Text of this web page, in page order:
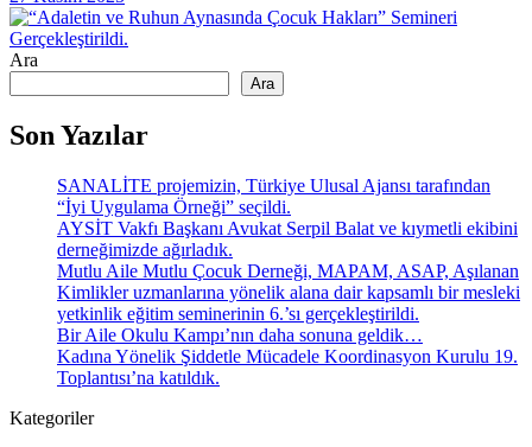
Ara
Ara
Son Yazılar
SANALİTE projemizin, Türkiye Ulusal Ajansı tarafından
“İyi Uygulama Örneği” seçildi.
AYSİT Vakfı Başkanı Avukat Serpil Balat ve kıymetli ekibini
derneğimizde ağırladık.
Mutlu Aile Mutlu Çocuk Derneği, MAPAM, ASAP, Aşılanan
Kimlikler uzmanlarına yönelik alana dair kapsamlı bir mesleki
yetkinlik eğitim seminerinin 6.’sı gerçekleştirildi.
Bir Aile Okulu Kampı’nın daha sonuna geldik…
Kadına Yönelik Şiddetle Mücadele Koordinasyon Kurulu 19.
Toplantısı’na katıldık.
Kategoriler